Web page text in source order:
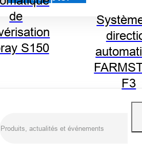
de
S150
F3